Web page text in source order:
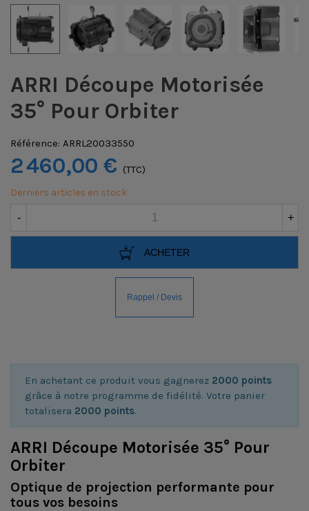
ARRI Découpe Motorisée
35° Pour Orbiter
Référence: ARRL20033550
2 460,00 € (TTC)
Derniers articles en stock
- +
ACHETER
En achetant ce produit vous gagnerez 2000 points
grâce à notre programme de fidélité. Votre panier
totalisera 2000 points.
ARRI Découpe Motorisée 35° Pour
Orbiter
Optique de projection performante pour
tous vos besoins